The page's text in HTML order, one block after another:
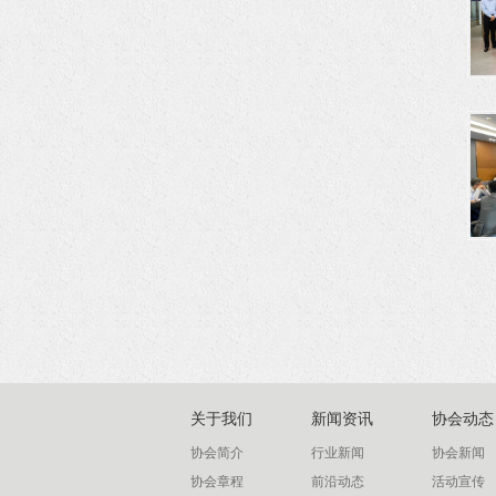
关于我们
协会简介
协会章程
新闻资讯
行业新闻
前沿动态
协会动态
协会新闻
活动宣传